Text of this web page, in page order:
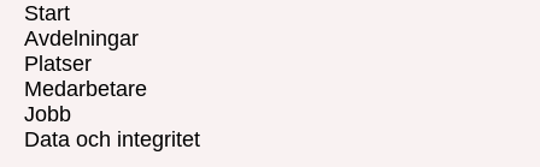
Start
Avdelningar
Platser
Medarbetare
Jobb
Data och integritet